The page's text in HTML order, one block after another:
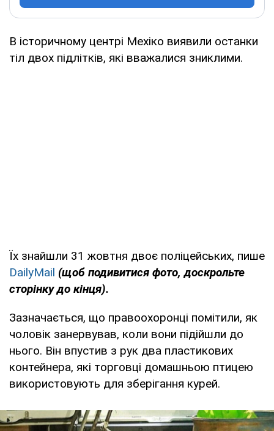
В історичному центрі Мехіко виявили останки
тіл двох підлітків, які вважалися зниклими.
Їх знайшли 31 жовтня двоє поліцейських, пише
DailyMail (щоб подивитися фото, доскрольте
сторінку до кінця).
Зазначається, що правоохоронці помітили, як
чоловік занервував, коли вони підійшли до
нього. Він впустив з рук два пластикових
контейнера, які торговці домашньою птицею
використовують для зберігання курей.